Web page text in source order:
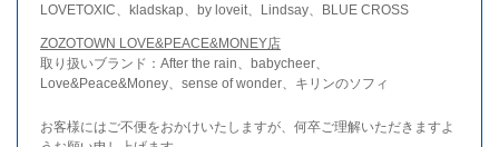
LOVETOXIC、kladskap、by loveit、Lindsay、BLUE CROSS
ZOZOTOWN LOVE&PEACE&MONEY店
取り扱いブランド：After the rain、babycheer、
Love&Peace&Money、sense of wonder、キリンのソフィ
お客様にはご不便をおかけいたしますが、何卒ご理解いただきますよ